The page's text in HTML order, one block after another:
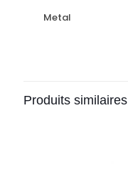
Metal
Produits similaires